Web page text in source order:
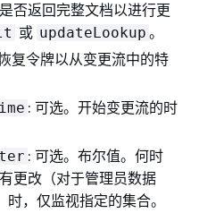
否返回完整文档以进行更
或 updateLookup 。
复令牌以从变更流中的特
: 可选。开始变更流的时
: 可选。布尔值。何时
更改（对于管理员数据
时，仅监视指定的集合。